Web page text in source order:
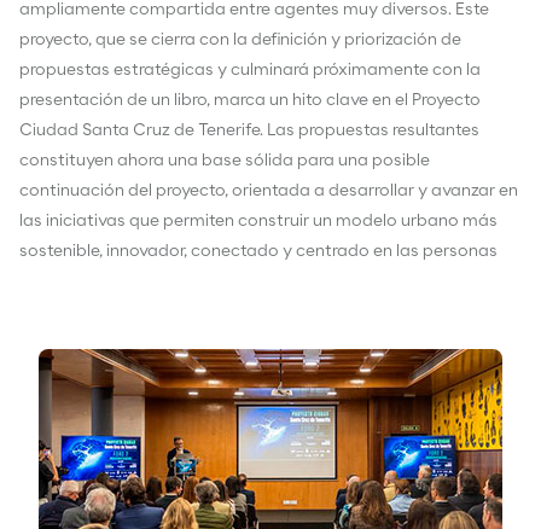
ampliamente compartida entre agentes muy diversos. Este
proyecto, que se cierra con la definición y priorización de
propuestas estratégicas y culminará próximamente con la
presentación de un libro, marca un hito clave en el Proyecto
Ciudad Santa Cruz de Tenerife. Las propuestas resultantes
constituyen ahora una base sólida para una posible
continuación del proyecto, orientada a desarrollar y avanzar en
las iniciativas que permiten construir un modelo urbano más
sostenible, innovador, conectado y centrado en las personas